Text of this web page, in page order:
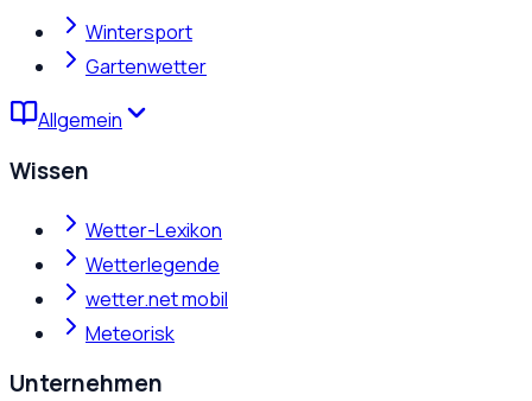
Wintersport
Gartenwetter
Allgemein
Wissen
Wetter-Lexikon
Wetterlegende
wetter.net mobil
Meteorisk
Unternehmen